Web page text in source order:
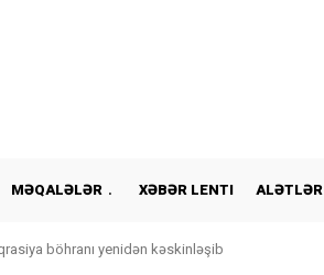
MƏQALƏLƏR XƏBƏR LENTI ALƏTLƏR
böhranı yenidən kəskinləşib